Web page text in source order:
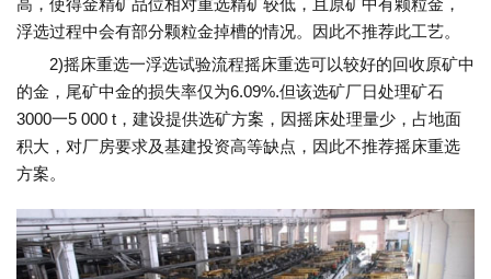
高，使得金精矿品位相对重选精矿较低，且原矿中有颗粒金，
浮选过程中会有部分颗粒金掉槽的情况。因此不推荐此工艺。
2)摇床重选一浮选试验流程摇床重选可以较好的回收原矿中
的金，尾矿中金的损失率仅为6.09%.但该选矿厂日处理矿石
3000一5 000 t，建设提供选矿方案，因摇床处理量少，占地面
积大，对厂房要求及基建投资高等缺点，因此不推荐摇床重选
方案。